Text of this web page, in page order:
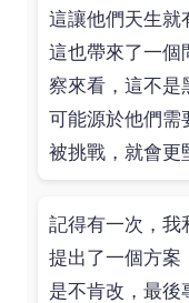
這讓他們天生就
這也帶來了一個
察來看，這不是
可能源於他們需
被挑戰，就會更
記得有一次，我
提出了一個方案
是不肯改，最後